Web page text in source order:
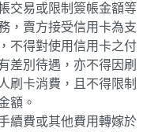
交易或限制簽帳金額等
，賣方接受信用卡為支
不得對使用信用卡之付
差別待遇，亦不得因刷
刷卡消費，且不得限制
額。
續費或其他費用轉嫁於